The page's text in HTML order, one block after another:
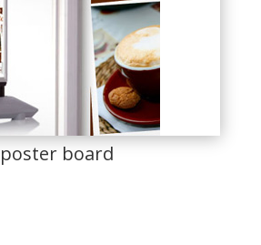
poster board